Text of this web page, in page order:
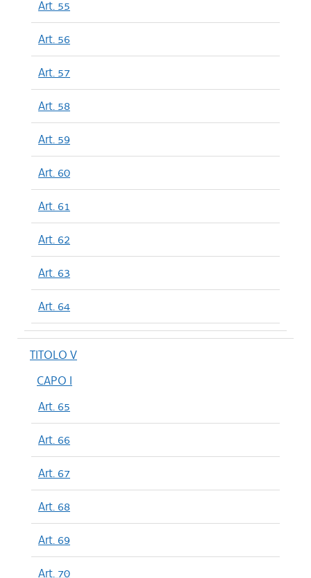
Art. 55
Art. 56
Art. 57
Art. 58
Art. 59
Art. 60
Art. 61
Art. 62
Art. 63
Art. 64
TITOLO V
CAPO I
Art. 65
Art. 66
Art. 67
Art. 68
Art. 69
Art. 70